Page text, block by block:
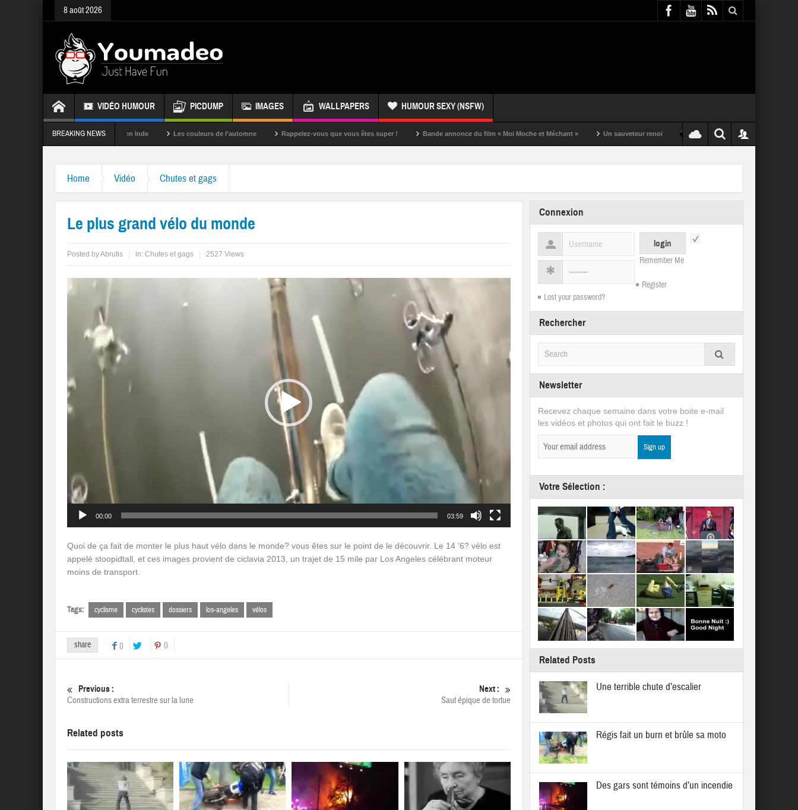
8 août 2026
VIDÉO HUMOUR PICDUMP IMAGES WALLPAPERS HUMOUR SEXY (NSFW)
BREAKING NEWS
La fête des couleurs en Inde Les couleurs de l’automne Rappelez-vous que vous êtes super ! Bande annonce du film « Moi Moche et Méchant » Un sauveteur renoi Un puching ball pas comme les autres
Home Vidéo Chutes et gags
Le plus grand vélo du monde
Posted byAbrutis in: Chutes et gags 2527 Views
Lecteur
vidéo
00:00 03:59
Quoi de ça fait de monter le plus haut vélo dans le monde? vous êtes sur le point de le découvrir. Le 14 ’6? vélo est
appelé stoopidtall, et ces images provient de ciclavia 2013, un trajet de 15 mile par Los Angeles célébrant moteur
moins de transport.
Tags: cyclisme cyclistes dossiers los-angeles vélos
share 0 0
Previous :
Constructions extra terrestre sur la lune
Next :
Saut épique de tortue
Related posts
Connexion
Remember Me
Register
Lost your password?
Rechercher
Newsletter
Recevez chaque semaine dans votre boite e-mail
les vidéos et photos qui ont fait le buzz !
Votre Sélection :
Related Posts
Une terrible chute d’escalier
Régis fait un burn et brûle sa moto
Des gars sont témoins d’un incendie